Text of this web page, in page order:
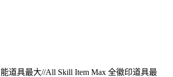
道具最大//All Skill Item Max 全徽印道具最